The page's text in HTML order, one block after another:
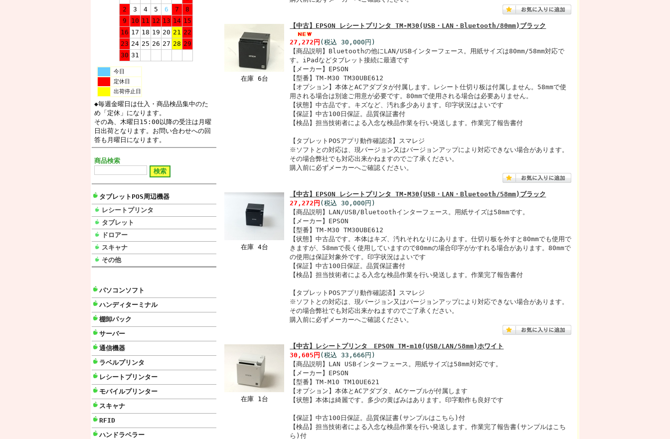
2
3 4 5 6 7
8
9
10 11 12 13 14 15
16 17 18 19 20 21 22
23 24 25 26 27 28 29
30 31
今日
定休日
出荷停止日
◆毎週金曜日は仕入・商品検品集中のた
め「定休」になります。
その為、木曜日15:00以降の受注は月曜
日出荷となります。お問い合わせへの回
答も月曜日になります。
商品検索
タブレットPOS周辺機器
レシートプリンタ
タブレット
ドロアー
スキャナ
その他
パソコンソフト
ハンディターミナル
棚卸パック
サーバー
通信機器
ラベルプリンタ
レシートプリンター
モバイルプリンター
スキャナ
RFID
ハンドラベラー
在庫 6台
【中古】EPSON レシートプリンタ TM-M30(USB・LAN・Bluetooth/80mm)ブラック
27,272円 (税込 30,000円)
【商品説明】Bluetoothの他にLAN/USBインターフェース。用紙サイズは80mm/58mm対応で
す。iPadなどタブレット接続に最適です
【メーカー】EPSON
【型番】TM-M30 TM30UBE612
【オプション】本体とACアダプタが付属します。レシート仕切り板は付属しません。58mmで使
用される場合は別途ご用意が必要です。80mmで使用される場合は必要ありません。
【状態】中古品です。キズなど、汚れ多少あります。印字状況はよいです
【保証】中古100日保証。品質保証書付
【検品】担当技術者による入念な検品作業を行い発送します。作業完了報告書付
【タブレットPOSアプリ動作確認済】スマレジ
※ソフトとの対応は、現バージョン又はバージョンアップにより対応できない場合があります。
その場合弊社でも対応出来かねますのでご了承ください。
購入前に必ずメーカーへご確認ください。
在庫 4台
【中古】EPSON レシートプリンタ TM-M30(USB・LAN・Bluetooth/58mm)ブラック
27,272円 (税込 30,000円)
【商品説明】LAN/USB/Bluetoothインターフェース。用紙サイズは58mmです。
【メーカー】EPSON
【型番】TM-M30 TM30UBE612
【状態】中古品です。本体はキズ、汚れそれなりにあります。仕切り板を外すと80mmでも使用で
きますが、58mmで長く使用していますので80mmの場合印字がかすれる場合があります。80mmで
の使用は保証対象外です。印字状況はよいです
【保証】中古100日保証。品質保証書付
【検品】担当技術者による入念な検品作業を行い発送します。作業完了報告書付
【タブレットPOSアプリ動作確認済】スマレジ
※ソフトとの対応は、現バージョン又はバージョンアップにより対応できない場合があります。
その場合弊社でも対応出来かねますのでご了承ください。
購入前に必ずメーカーへご確認ください。
在庫 1台
【中古】レシートプリンタ EPSON TM-m10(USB/LAN/58mm)ホワイト
30,605円 (税込 33,666円)
【商品説明】LAN USBインターフェース。用紙サイズは58mm対応です。
【メーカー】EPSON
【型番】TM-M10 TM10UE621
【オプション】本体とACアダプタ、ACケーブルが付属します
【状態】本体は綺麗です。多少の黄ばみはあります。印字動作も良好です
【保証】中古100日保証。品質保証書(サンプルはこちら)付
【検品】担当技術者による入念な検品作業を行い発送します。作業完了報告書(サンプルはこち
ら)付